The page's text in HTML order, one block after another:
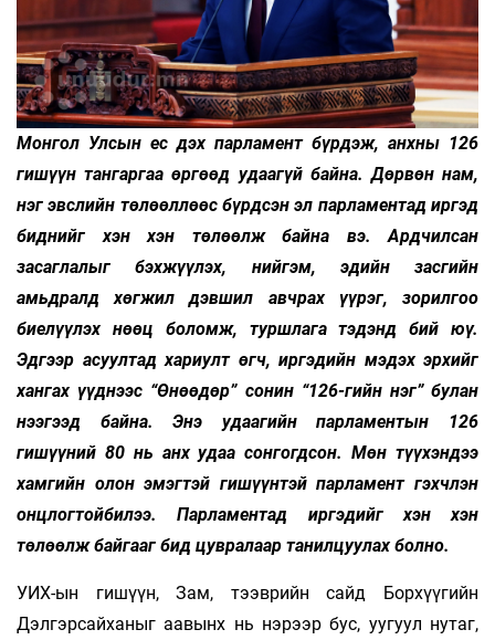
Монгол Улсын ес дэх парламент бүрдэж, анхны 126
гишүүн тангаргаа өргөөд удаагүй байна. Дөрвөн нам,
нэг эвслийн төлөөллөөс бүрдсэн эл парламентад иргэд
биднийг хэн хэн төлөөлж байна вэ. Ардчилсан
засаглалыг бэхжүүлэх, нийгэм, эдийн засгийн
амьдралд хөгжил дэвшил авчрах үүрэг, зорилгоо
биелүүлэх нөөц боломж, туршлага тэдэнд бий юү.
Эдгээр асуултад хариулт өгч, иргэдийн мэдэх эрхийг
хангах үүднээс “Өнөөдөр” сонин “126-гийн нэг” булан
нээгээд байна. Энэ удаагийн парламентын 126
гишүүний 80 нь анх удаа сонгогдсон. Мөн түүхэндээ
хамгийн олон эмэгтэй гишүүнтэй парламент гэхчлэн
онцлогтойбилээ. Парламентад иргэдийг хэн хэн
төлөөлж байгааг бид цувралаар танилцуулах болно.
УИХ-ын гишүүн, Зам, тээврийн сайд Борхүүгийн
Дэлгэрсайханыг аавынх нь нэрээр бус, уугуул нутаг,